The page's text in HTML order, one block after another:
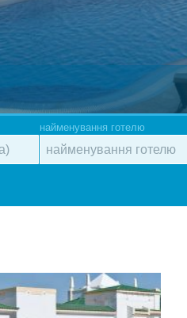
найменування готелю